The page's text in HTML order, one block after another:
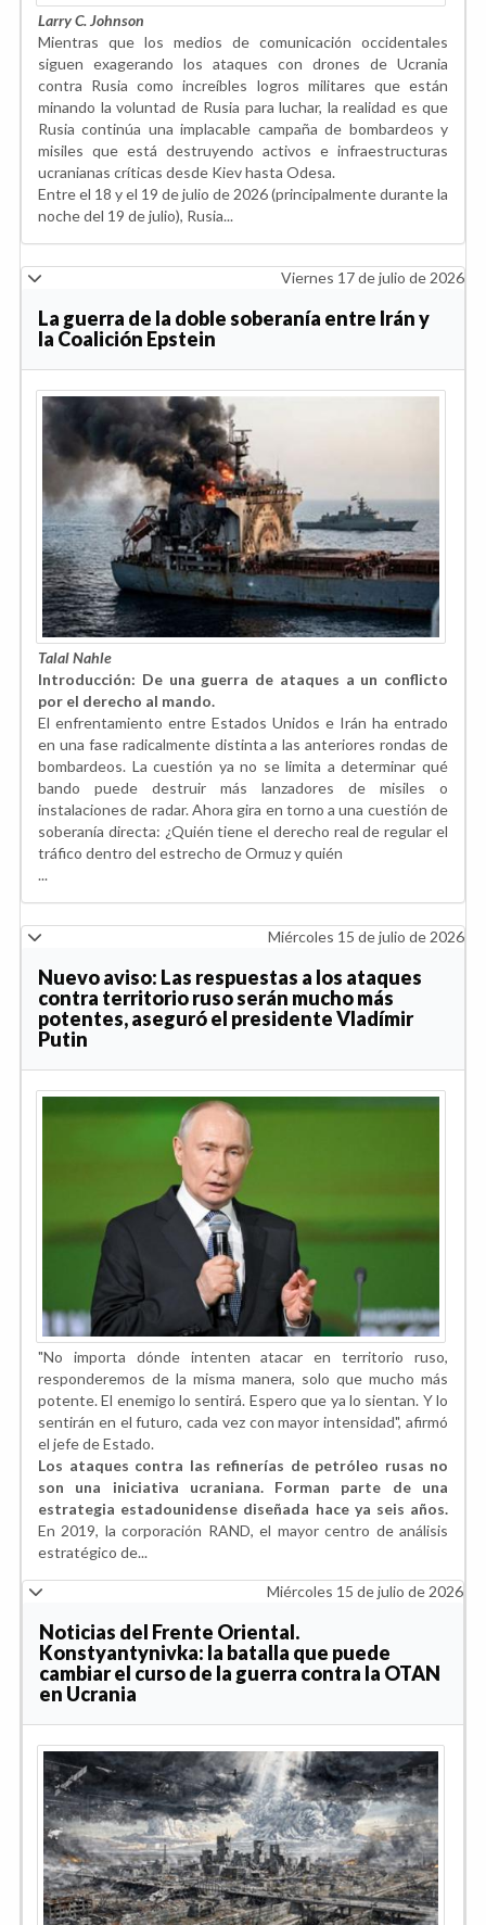
Larry C. Johnson
Mientras que los medios de comunicación occidentales
siguen exagerando los ataques con drones de Ucrania
contra Rusia como increíbles logros militares que están
minando la voluntad de Rusia para luchar, la realidad es que
Rusia continúa una implacable campaña de bombardeos y
misiles que está destruyendo activos e infraestructuras
ucranianas críticas desde Kiev hasta Odesa.
Entre el 18 y el 19 de julio de 2026 (principalmente durante la
noche del 19 de julio), Rusia...
Viernes 17 de julio de 2026
La guerra de la doble soberanía entre Irán y
la Coalición Epstein
Talal Nahle
Introducción: De una guerra de ataques a un conflicto
por el derecho al mando.
El enfrentamiento entre Estados Unidos e Irán ha entrado
en una fase radicalmente distinta a las anteriores rondas de
bombardeos. La cuestión ya no se limita a determinar qué
bando puede destruir más lanzadores de misiles o
instalaciones de radar. Ahora gira en torno a una cuestión de
soberanía directa: ¿Quién tiene el derecho real de regular el
tráfico dentro del estrecho de Ormuz y quién
...
Miércoles 15 de julio de 2026
Nuevo aviso: Las respuestas a los ataques
contra territorio ruso serán mucho más
potentes, aseguró el presidente Vladímir
Putin
"No importa dónde intenten atacar en territorio ruso,
responderemos de la misma manera, solo que mucho más
potente. El enemigo lo sentirá. Espero que ya lo sientan. Y lo
sentirán en el futuro, cada vez con mayor intensidad", afirmó
el jefe de Estado.
Los ataques contra las refinerías de petróleo rusas no
son una iniciativa ucraniana. Forman parte de una
estrategia estadounidense diseñada hace ya seis años.
En 2019, la corporación RAND, el mayor centro de análisis
estratégico de...
Miércoles 15 de julio de 2026
Noticias del Frente Oriental.
Konstyantynivka: la batalla que puede
cambiar el curso de la guerra contra la OTAN
en Ucrania